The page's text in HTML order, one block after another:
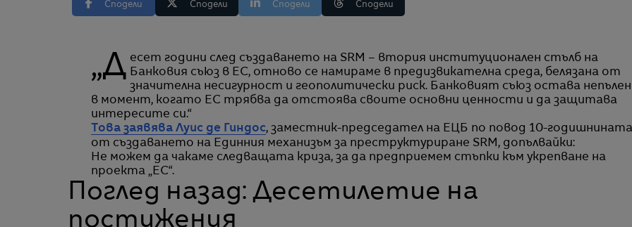
Сподели Сподели Сподели Сподели
„Десет години след създаването на SRM – втория институционален стълб на Банковия съюз в ЕС, отново се намираме в предизвикателна среда, белязана от
значителна несигурност и геополитически риск. Банковият съюз остава непълен
в момент, когато ЕС трябва да отстоява своите основни ценности и да защитава
интересите си.“
Това заявява Луис де Гиндос, заместник-председател на ЕЦБ по повод 10-годишнината
от създаването на Единния механизъм за преструктуриране SRM, допълвайки:
Не можем да чакаме следващата криза, за да предприемем стъпки към укрепване на
проекта „ЕС“.
Поглед назад: Десетилетие на
постижения